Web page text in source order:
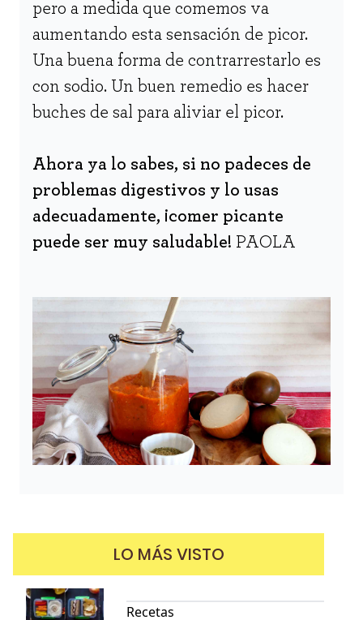
pero a medida que comemos va
aumentando esta sensación de picor.
Una buena forma de contrarrestarlo es
con sodio. Un buen remedio es hacer
buches de sal para aliviar el picor.
Ahora ya lo sabes, si no padeces de
problemas digestivos y lo usas
adecuadamente, ¡comer picante
puede ser muy saludable! PAOLA
LO MÁS VISTO
Recetas